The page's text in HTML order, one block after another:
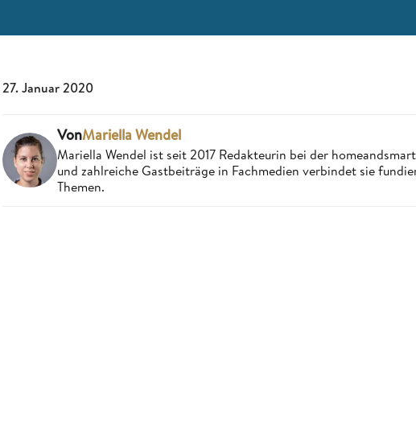
27. Januar 2020
VonMariella Wendel
Mariella Wendel ist seit 2017 Redakteurin bei der
und zahlreiche Gastbeiträge in Fachmedien verbindet sie
Themen.